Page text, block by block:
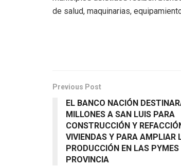
de salud, maquinarias,
Previous Post
EL BANCO NACIÓN
MILLONES A SAN LUIS PARA
CONSTRUCCIÓN Y
VIVIENDAS Y PARA AMPLIAR
PRODUCCIÓN EN LAS PYMES
PROVINCIA